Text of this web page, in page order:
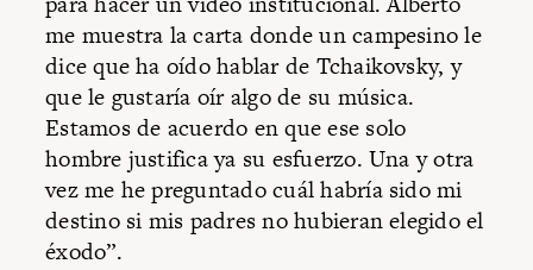
me muestra la carta donde un campesino le
dice que ha oído hablar de Tchaikovsky, y
que le gustaría oír algo de su música.
Estamos de acuerdo en que ese solo
hombre justifica ya su esfuerzo. Una y otra
vez me he preguntado cuál habría sido mi
destino si mis padres no hubieran elegido el
éxodo”.